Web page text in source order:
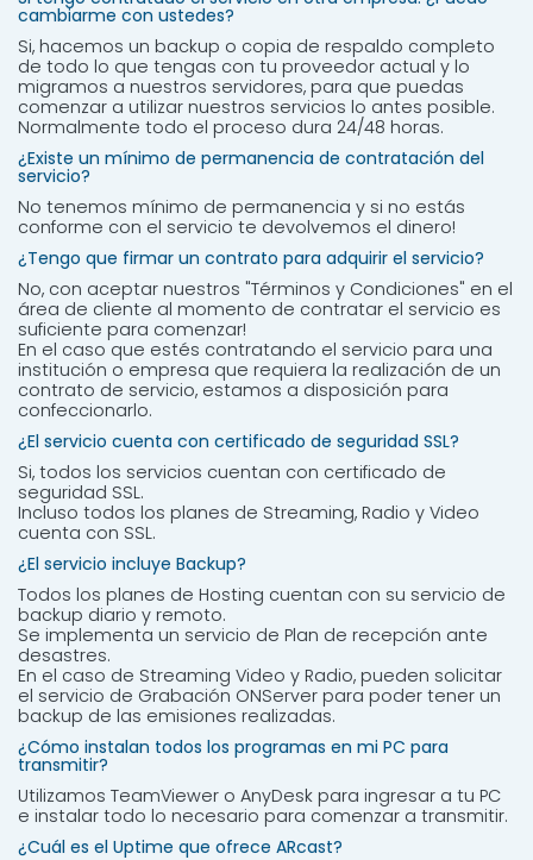
cambiarme con ustedes?
Si, hacemos un backup o copia de respaldo completo
de todo lo que tengas con tu proveedor actual y lo
migramos a nuestros servidores, para que puedas
comenzar a utilizar nuestros servicios lo antes posible.
Normalmente todo el proceso dura 24/48 horas.
¿Existe un mínimo de permanencia de contratación del
servicio?
No tenemos mínimo de permanencia y si no estás
conforme con el servicio te devolvemos el dinero!
¿Tengo que firmar un contrato para adquirir el servicio?
No, con aceptar nuestros "Términos y Condiciones" en el
área de cliente al momento de contratar el servicio es
suficiente para comenzar!
En el caso que estés contratando el servicio para una
institución o empresa que requiera la realización de un
contrato de servicio, estamos a disposición para
confeccionarlo.
¿El servicio cuenta con certificado de seguridad SSL?
Si, todos los servicios cuentan con certificado de
seguridad SSL.
Incluso todos los planes de Streaming, Radio y Video
cuenta con SSL.
¿El servicio incluye Backup?
Todos los planes de Hosting cuentan con su servicio de
backup diario y remoto.
Se implementa un servicio de Plan de recepción ante
desastres.
En el caso de Streaming Video y Radio, pueden solicitar
el servicio de Grabación ONServer para poder tener un
backup de las emisiones realizadas.
¿Cómo instalan todos los programas en mi PC para
transmitir?
Utilizamos TeamViewer o AnyDesk para ingresar a tu PC
e instalar todo lo necesario para comenzar a transmitir.
¿Cuál es el Uptime que ofrece ARcast?